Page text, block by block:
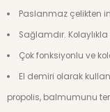
Paslanmaz çelikten
Sağlamdır.
Çok fonksiyonlu ve
El demiri olarak
propolis, balmumunu